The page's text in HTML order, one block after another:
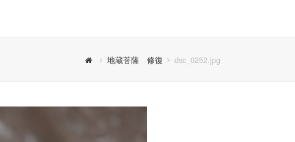
地蔵菩薩 修復 dsc_0252.jpg